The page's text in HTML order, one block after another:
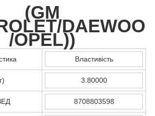
(GM
DAEWOO
/OPEL))
Властивість
3.80000
8708803598